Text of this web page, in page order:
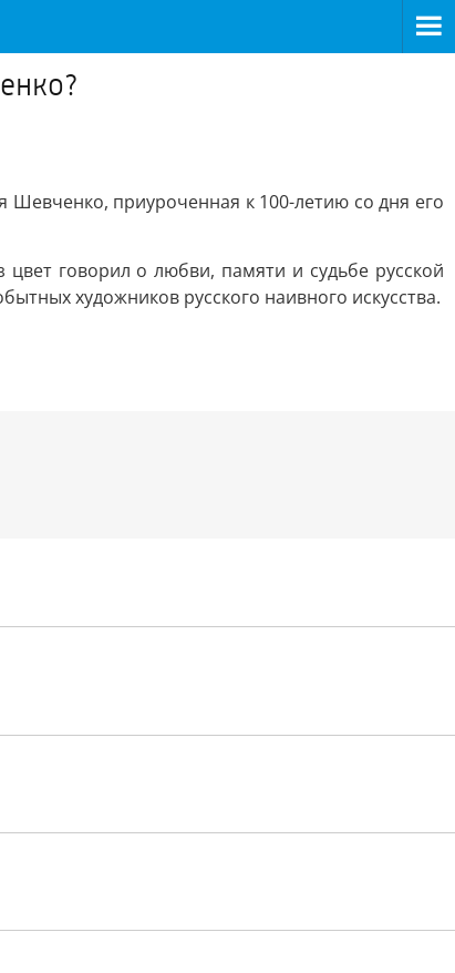
Шевченко, приуроченная к 100-летию со дня его
говорил о любви, памяти и судьбе русской
художников русского наивного искусства.